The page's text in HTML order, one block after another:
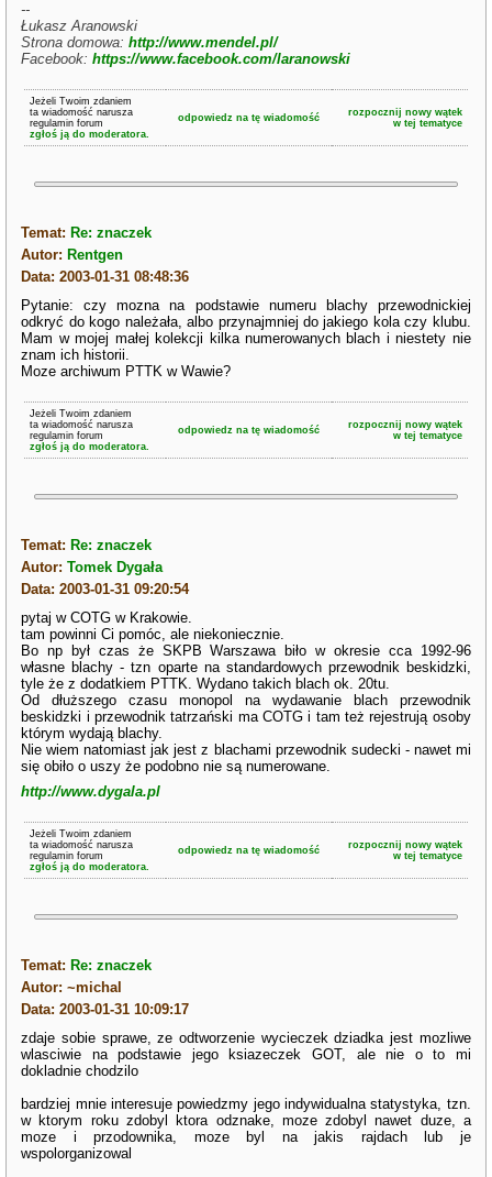
--
Łukasz Aranowski
Strona domowa:http://www.mendel.pl/
Facebook:https://www.facebook.com/laranowski
Jeżeli Twoim zdaniem
ta wiadomość narusza
regulamin forum
zgłoś ją do moderatora.
odpowiedz na tę wiadomość
rozpocznij nowy wątek
w tej tematyce
Temat: Re: znaczek
Autor: Rentgen
Data: 2003-01-31 08:48:36
Pytanie: czy mozna na podstawie numeru blachy przewodnickiej
odkryć do kogo należała, albo przynajmniej do jakiego kola czy klubu.
Mam w mojej małej kolekcji kilka numerowanych blach i niestety nie
znam ich historii.
Moze archiwum PTTK w Wawie?
Jeżeli Twoim zdaniem
ta wiadomość narusza
regulamin forum
zgłoś ją do moderatora.
odpowiedz na tę wiadomość
rozpocznij nowy wątek
w tej tematyce
Temat: Re: znaczek
Autor:Tomek Dygała
Data: 2003-01-31 09:20:54
pytaj w COTG w Krakowie.
tam powinni Ci pomóc, ale niekoniecznie.
Bo np był czas że SKPB Warszawa biło w okresie cca 1992-96
własne blachy - tzn oparte na standardowych przewodnik beskidzki,
tyle że z dodatkiem PTTK. Wydano takich blach ok. 20tu.
Od dłuższego czasu monopol na wydawanie blach przewodnik
beskidzki i przewodnik tatrzański ma COTG i tam też rejestrują osoby
którym wydają blachy.
Nie wiem natomiast jak jest z blachami przewodnik sudecki - nawet mi
się obiło o uszy że podobno nie są numerowane.
http://www.dygala.pl
Jeżeli Twoim zdaniem
ta wiadomość narusza
regulamin forum
zgłoś ją do moderatora.
odpowiedz na tę wiadomość
rozpocznij nowy wątek
w tej tematyce
Temat: Re: znaczek
Autor: ~michal
Data: 2003-01-31 10:09:17
zdaje sobie sprawe, ze odtworzenie wycieczek dziadka jest mozliwe
wlasciwie na podstawie jego ksiazeczek GOT, ale nie o to mi
dokladnie chodzilo
bardziej mnie interesuje powiedzmy jego indywidualna statystyka, tzn.
w ktorym roku zdobyl ktora odznake, moze zdobyl nawet duze, a
moze i przodownika, moze byl na jakis rajdach lub je
wspolorganizowal